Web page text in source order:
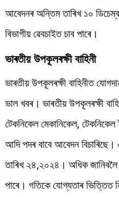
আবেদনৰ অন্তিম তাৰিখ ১০
বিভাগীয় ৱেবচাইত চাব পাৰে।
ভাৰতীয় উপকূলৰক্ষী বাহিনী
ভাৰতীয় উপকূলৰক্ষী বাহিনীত
ভাল খবৰ। ভাৰতীয় উপকূলৰক্ষী
টেকনিকেল মেকানিকেল, টেকনিকেল
আদি পদৰ বাবে আবেদন
তাৰিখ ২৪,২০২৪। অধিক জানিবলৈ
পাৰে। গতিকে যোগ্যতাৰ ভিত্তিত